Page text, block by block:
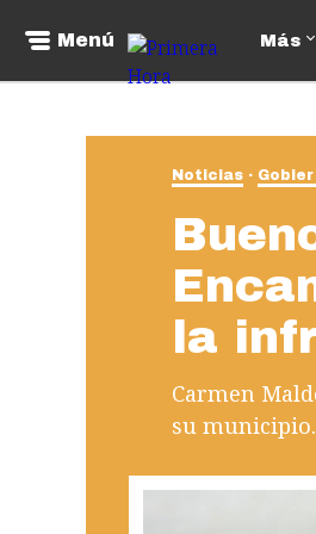
Menú Más
Noticias
la
Carmen
su municipio.